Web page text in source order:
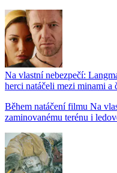
Na vlastní nebezpečí:
herci natáčeli mezi minami a
Během natáčení filmu Na
zaminovanému terénu i